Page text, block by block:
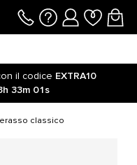
il codice EXTRA10
33m 01s
classico